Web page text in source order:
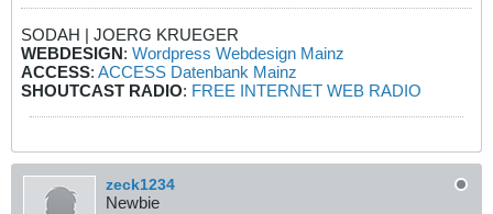
SODAH | JOERG KRUEGER
WEBDESIGN: Wordpress Webdesign Mainz
ACCESS: ACCESS Datenbank Mainz
SHOUTCAST RADIO: FREE INTERNET WEB RADIO
zeck1234
Newbie